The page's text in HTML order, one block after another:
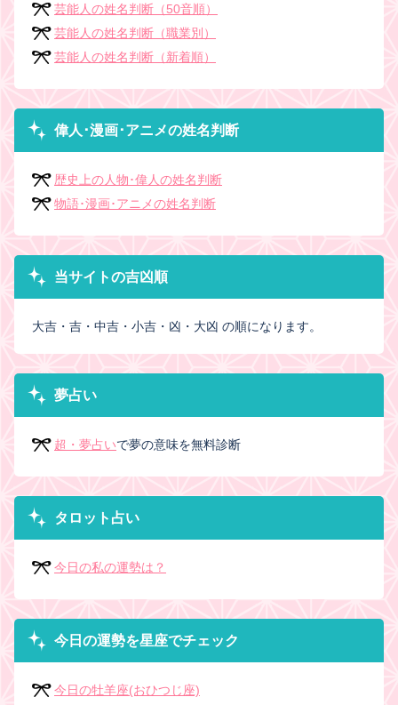
芸能人の姓名判断（50音順）
芸能人の姓名判断（職業別）
芸能人の姓名判断（新着順）
偉人･漫画･アニメの姓名判断
歴史上の人物･偉人の姓名判断
物語･漫画･アニメの姓名判断
当サイトの吉凶順
大吉・吉・中吉・小吉・凶・大凶 の順になります。
夢占い
超・夢占いで夢の意味を無料診断
タロット占い
今日の私の運勢は？
今日の運勢を星座でチェック
今日の牡羊座(おひつじ座)